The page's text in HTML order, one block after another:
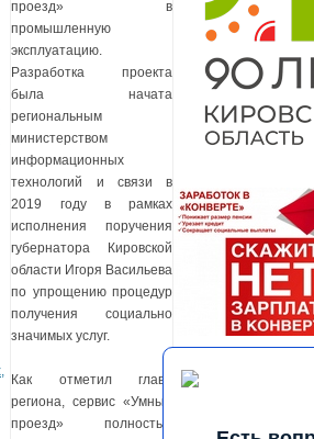
проезд» в
промышленную
эксплуатацию.
Разработка проекта
была начата
региональным
министерством
информационных
технологий и связи в
2019 году в рамках
исполнения поручения
губернатора Кировской
области Игоря Васильева
по упрощению процедур
получения социально
значимых услуг.
Как отметил глава
региона, сервис «Умный
проезд» полностью